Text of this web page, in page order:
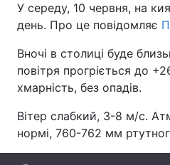
Україна
Економіка
Спорт
У середу, 10 червня, на
день. Про це повідомляє
Вночі в столиці буде
повітря прогріється до
хмарність, без опадів.
Вітер слабкий, 3-8 м/с.
нормі, 760-762 мм